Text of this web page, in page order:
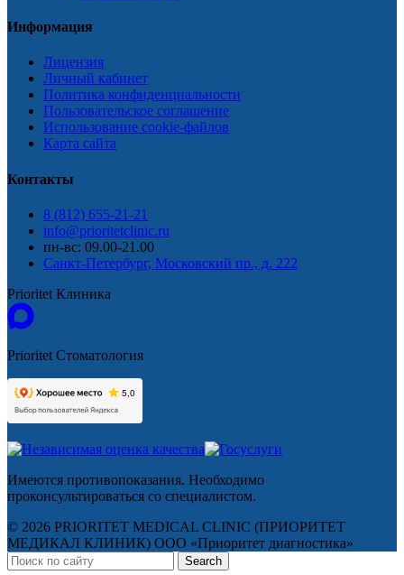
Информация
Лицензия
Личный кабинет
Политика конфиденциальности
Пользовательское соглашение
Использование cookie-файлов
Карта сайта
Контакты
8 (812) 655-21-21
info@prioritetclinic.ru
пн-вс: 09.00-21.00
Санкт-Петербург, Московский пр., д. 222
Prioritet Клиника
Prioritet Стоматология
Имеются противопоказания. Необходимо
проконсультироваться со специалистом.
© 2026 PRIORITET MEDICAL CLINIC (ПРИОРИТЕТ
МЕДИКАЛ КЛИНИК) ООО «Приоритет диагностика»
Search